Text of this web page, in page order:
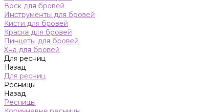
Воск для бровей
Инструменты для бровей
Кисти для бровей
Краска для бровей
Пинцеты для бровей
Хна для бровей
Для ресниц
Назад
Для ресниц
Ресницы
Назад
Ресницы